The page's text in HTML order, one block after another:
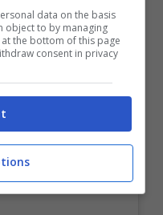
data on the basis
object to by managing
the bottom of this page
consent in privacy